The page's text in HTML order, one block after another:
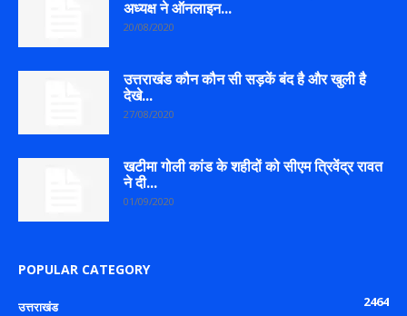
अध्यक्ष ने ऑनलाइन...
20/08/2020
उत्तराखंड कौन कौन सी सड़कें बंद है और खुली है
देखे...
27/08/2020
खटीमा गोली कांड के शहीदों को सीएम त्रिवेंद्र रावत
ने दी...
01/09/2020
POPULAR CATEGORY
उत्तराखंड
2464